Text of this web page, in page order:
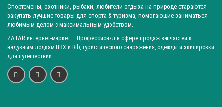
Спортсмены, охотники, рыбаки, любители отдыха на природе стараются
закупать лучшие товары для спорта & туризма, помогающие заниматься
любимым делом с максимальным удобством.
ZATAR интернет-маркет – Профессионал в сфере продаж запчастей к
надувным лодкам ПВХ и Rib, туристического снаряжения, одежды и экипировки
для путешествий.